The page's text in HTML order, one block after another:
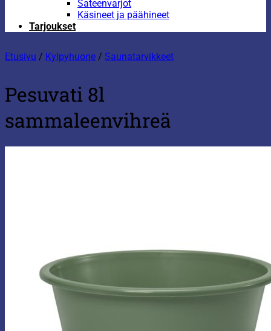
Sateenvarjot
Käsineet ja päähineet
Tarjoukset
Etusivu / Kylpyhuone / Saunatarvikkeet
Pesuvati 8l
sammaleenvihreä